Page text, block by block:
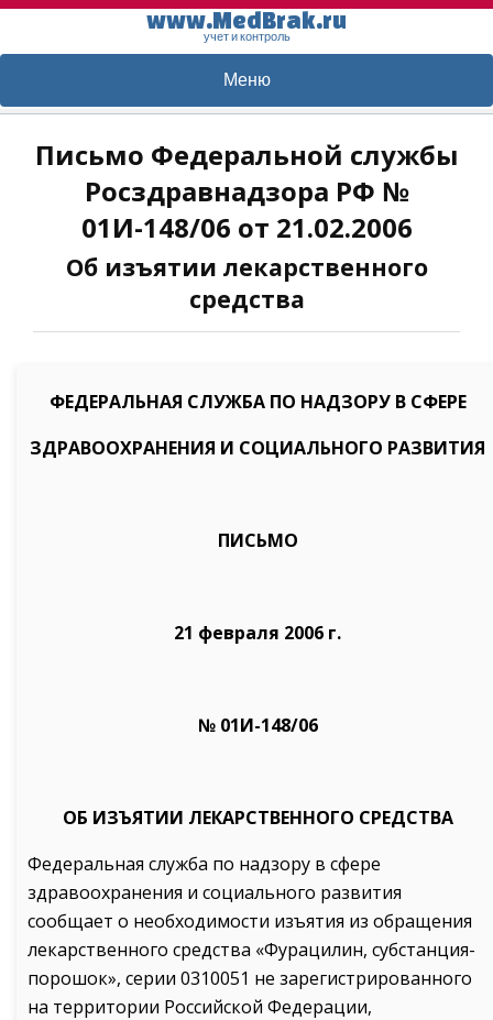
www.MedBrak.ru
учет и контроль
Меню
Письмо Федеральной службы
Росздравнадзора РФ №
01И-148/06 от 21.02.2006
Об изъятии лекарственного
средства
ФЕДЕРАЛЬНАЯ СЛУЖБА ПО НАДЗОРУ В СФЕРЕ
ЗДРАВООХРАНЕНИЯ И СОЦИАЛЬНОГО РАЗВИТИЯ
ПИСЬМО
21 февраля 2006 г.
№ 01И-148/06
ОБ ИЗЪЯТИИ ЛЕКАРСТВЕННОГО СРЕДСТВА
Федеральная служба по надзору в сфере
здравоохранения и социального развития
сообщает о необходимости изъятия из обращения
лекарственного средства «Фурацилин, субстанция-
порошок», серии 0310051 не зарегистрированного
на территории Российской Федерации,